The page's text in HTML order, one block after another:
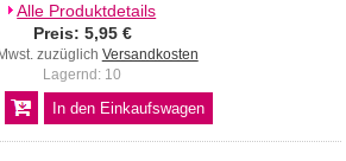
Alle Produktdetails
Preis: 5,95 €
zuzüglich Versandkosten
Lagernd: 10